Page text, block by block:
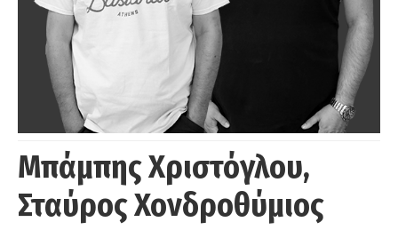
Μπάμπης Χριστόγλου,
Σταύρος Χονδροθύμιος